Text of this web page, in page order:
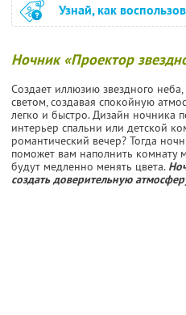
Узнай, как
Ночник «Проектор
Cоздает иллюзию звездного
светом, создавая спокойную
легко и быстро. Дизайн ночника
интерьер спальни или детской
романтический вечер? Тогда
поможет вам наполнить комнату
будут медленно менять цвета.
создать доверительную